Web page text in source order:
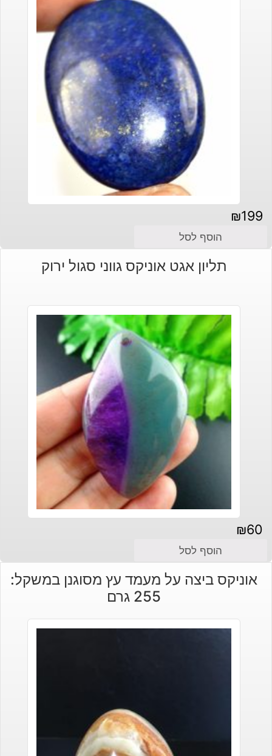
₪199
הוסף לסל
תליון אגט אוניקס גווני סגול ירוק
₪60
הוסף לסל
אוניקס ביצה על מעמד עץ מסוגנן במשקל:
255 גרם